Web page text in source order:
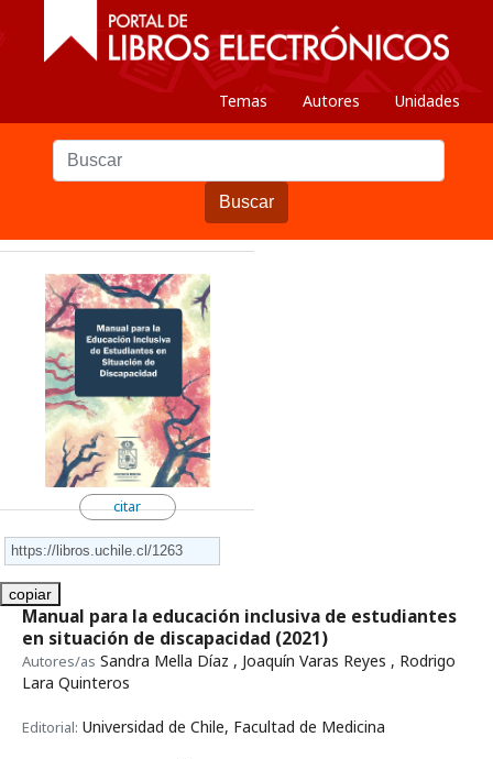
Temas Autores Unidades
Buscar
citar
copiar
Manual para la educación inclusiva de estudiantes
en situación de discapacidad (2021)
Autores/as Sandra Mella Díaz , Joaquín Varas Reyes , Rodrigo
Lara Quinteros
Editorial: Universidad de Chile, Facultad de Medicina